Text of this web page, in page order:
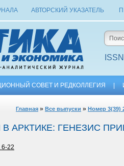
АВТОРСКИЙ УКАЗАТЕЛЬ
СОВЕТ И РЕДКОЛЛЕГИЯ
Главная » Все выпуски » Номер 3(39)
В АРКТИКЕ: ГЕНЕЗИС
6-22